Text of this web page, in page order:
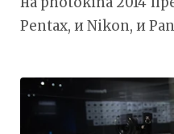
Pentax, и Nikon, и